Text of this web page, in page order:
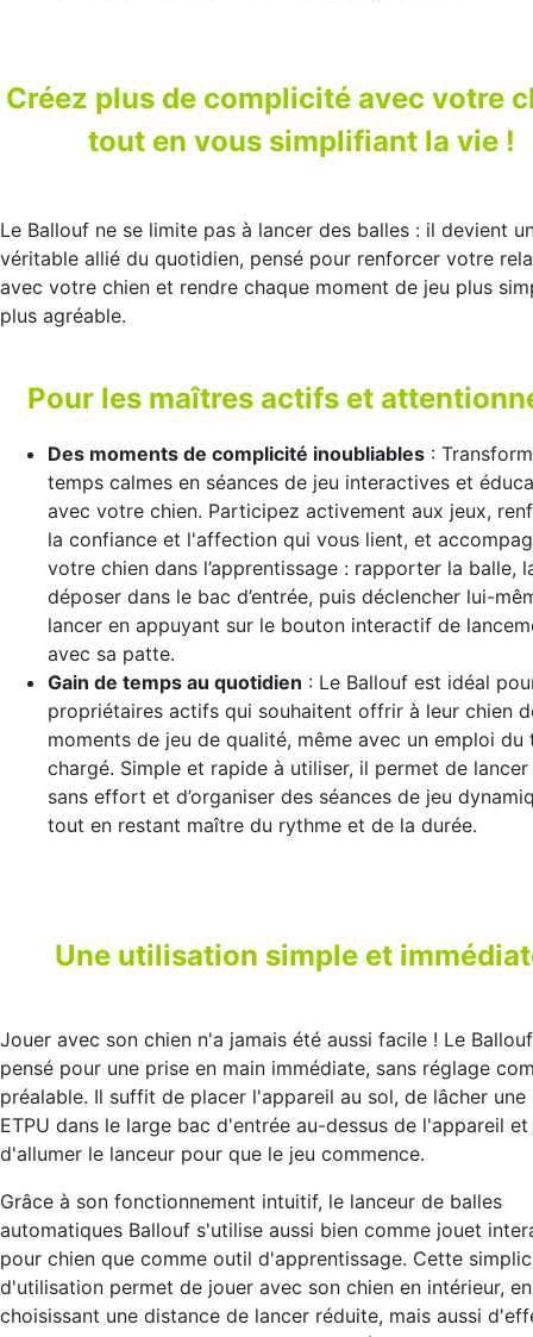
Créez plus de complicité avec votre
tout en vous simplifiant la vie !
Le Ballouf ne se limite pas à lancer des balles : il devient
véritable allié du quotidien, pensé pour renforcer votre
avec votre chien et rendre chaque moment de jeu plus
plus agréable.
Pour les maîtres actifs et
Des moments de complicité inoubliables :
temps calmes en séances de jeu interactives et
avec votre chien. Participez activement aux jeux,
la confiance et l'affection qui vous lient, et
votre chien dans l’apprentissage : rapporter la balle,
déposer dans le bac d’entrée, puis déclencher lui-
lancer en appuyant sur le bouton interactif de
avec sa patte.
Gain de temps au quotidien : Le Ballouf est idéal
propriétaires actifs qui souhaitent offrir à leur chien
moments de jeu de qualité, même avec un emploi du
chargé. Simple et rapide à utiliser, il permet de
sans effort et d’organiser des séances de jeu
tout en restant maître du rythme et de la durée.
Une utilisation simple et
Jouer avec son chien n'a jamais été aussi facile ! Le
pensé pour une prise en main immédiate, sans réglage
préalable. Il suffit de placer l'appareil au sol, de lâcher une
ETPU dans le large bac d'entrée au-dessus de l'appareil et
d'allumer le lanceur pour que le jeu commence.
Grâce à son fonctionnement intuitif, le lanceur de balles
automatiques Ballouf s'utilise aussi bien comme jouet
pour chien que comme outil d'apprentissage. Cette
d'utilisation permet de jouer avec son chien en intérieur, en
choisissant une distance de lancer réduite, mais aussi